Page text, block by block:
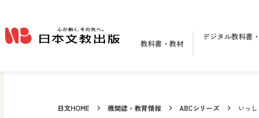
教科書・教材
デジタル教科書
日文HOME 機関誌・教育情報 ABCシリーズ いっ